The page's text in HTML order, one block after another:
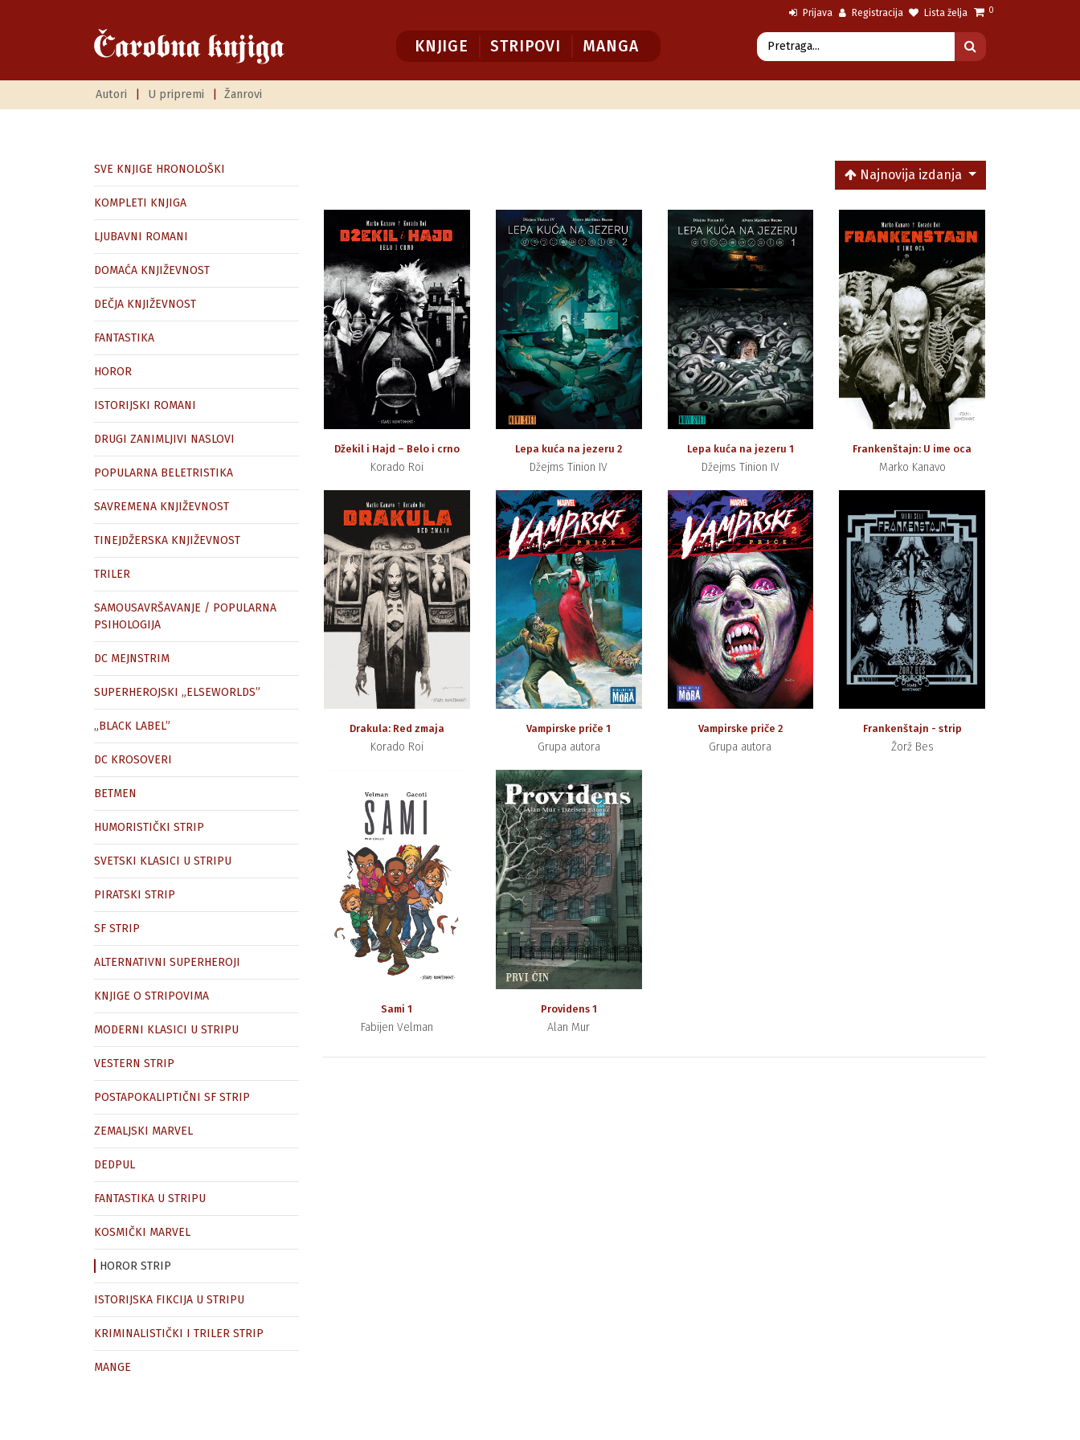
Prijava Registracija Lista želja 0
KNJIGE STRIPOVI MANGA
Autori U pripremi Žanrovi
SVE KNJIGE HRONOLOŠKI
KOMPLETI KNJIGA
LJUBAVNI ROMANI
DOMAĆA KNJIŽEVNOST
DEČJA KNJIŽEVNOST
FANTASTIKA
HOROR
ISTORIJSKI ROMANI
DRUGI ZANIMLJIVI NASLOVI
POPULARNA BELETRISTIKA
SAVREMENA KNJIŽEVNOST
TINEJDŽERSKA KNJIŽEVNOST
TRILER
SAMOUSAVRŠAVANJE / POPULARNA
PSIHOLOGIJA
DC MEJNSTRIM
SUPERHEROJSKI „ELSEWORLDS”
„BLACK LABEL”
DC KROSOVERI
BETMEN
HUMORISTIČKI STRIP
SVETSKI KLASICI U STRIPU
PIRATSKI STRIP
SF STRIP
ALTERNATIVNI SUPERHEROJI
KNJIGE O STRIPOVIMA
MODERNI KLASICI U STRIPU
VESTERN STRIP
POSTAPOKALIPTIČNI SF STRIP
ZEMALJSKI MARVEL
DEDPUL
FANTASTIKA U STRIPU
KOSMIČKI MARVEL
HOROR STRIP
ISTORIJSKA FIKCIJA U STRIPU
KRIMINALISTIČKI I TRILER STRIP
MANGE
Najnovija izdanja
Džekil i Hajd – Belo i crno
Korado Roi
Lepa kuća na jezeru 2
Džejms Tinion IV
Lepa kuća na jezeru 1
Džejms Tinion IV
Frankenštajn: U ime oca
Marko Kanavo
Drakula: Red zmaja
Korado Roi
Vampirske priče 1
Grupa autora
Vampirske priče 2
Grupa autora
Frankenštajn - strip
Žorž Bes
Sami 1
Fabijen Velman
Providens 1
Alan Mur